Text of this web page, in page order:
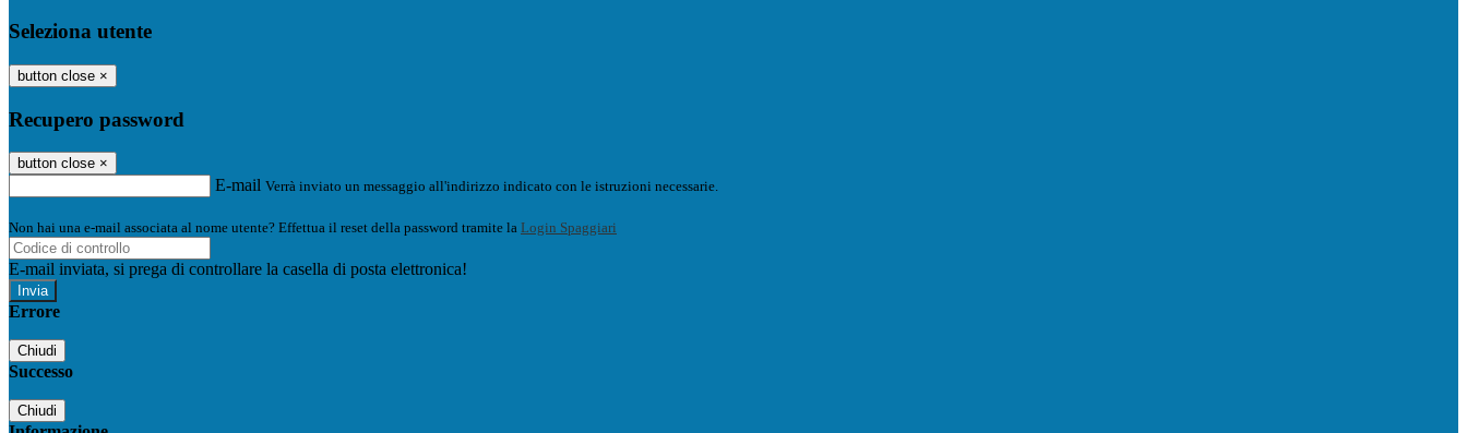
Seleziona utente
button close ×
Recupero password
button close ×
E-mail Verrà inviato un messaggio all'indirizzo indicato con le istruzioni necessarie.
Non hai una e-mail associata al nome utente? Effettua il reset della password tramite la Login Spaggiari
E-mail inviata, si prega di controllare la casella di posta elettronica!
Errore
Chiudi
Successo
Chiudi